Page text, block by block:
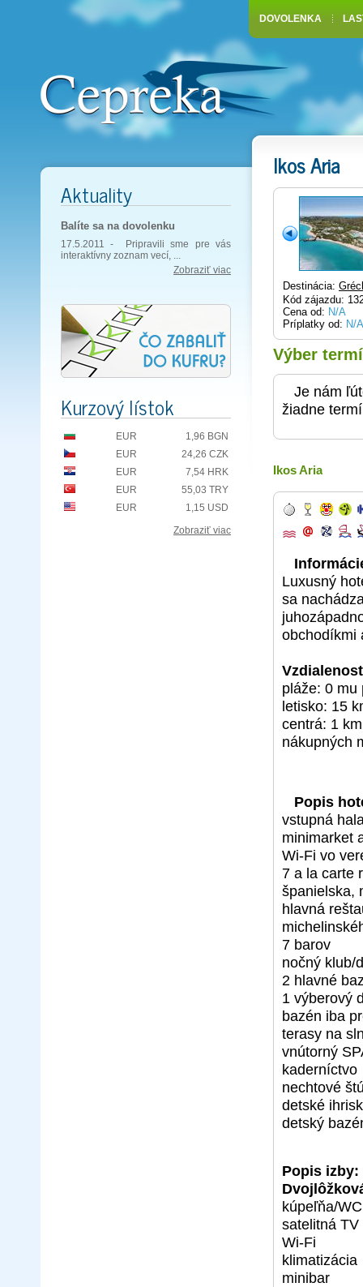
Ikos Aria
Destinácia:
Kód zájazdu:
Cena od: N/A
Príplatky od: N/A
Výber
Je nám
žiadne
Ikos Aria
Luxusný
sa
obchodíkmi
pláže: 0 mu
letisko: 15
centrá: 1
nákupných
Popis
vstupná
minimarket
Wi-Fi vo
7 a la carte
španielska,
hlavná
7 barov
nočný klub/
2 hlavné
1 výberový
bazén iba
terasy na
vnútorný
kaderníctvo
nechtové
detské
detský
Popis izby:
kúpeľňa/
satelitná TV
Wi-Fi
klimatizácia
minibar
Aktuality
Balíte sa na dovolenku
17.5.2011 - Pripravili sme pre vás
interaktívny zoznam vecí, ...
Zobraziť viac
Kurzový lístok
EUR
1,96 BGN
EUR
24,26 CZK
EUR
7,54 HRK
EUR
55,03 TRY
EUR
1,15 USD
Zobraziť viac
DOVOLENKA